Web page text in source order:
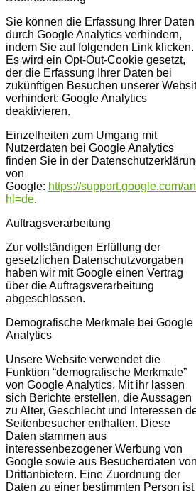
Sie können die Erfassung Ihrer Daten
durch Google Analytics verhindern,
indem Sie auf folgenden Link klicken.
Es wird ein Opt-Out-Cookie gesetzt,
der die Erfassung Ihrer Daten bei
zukünftigen Besuchen unserer
verhindert: Google Analytics
deaktivieren.
Einzelheiten zum Umgang mit
Nutzerdaten bei Google Analytics
finden Sie in der
von
Google: https://support.google.com/
hl=de.
Auftragsverarbeitung
Zur vollständigen Erfüllung der
gesetzlichen Datenschutzvorgaben
haben wir mit Google einen Vertrag
über die Auftragsverarbeitung
abgeschlossen.
Demografische Merkmale bei Google
Analytics
Unsere Website verwendet die
Funktion “demografische Merkmale”
von Google Analytics. Mit ihr lassen
sich Berichte erstellen, die Aussagen
zu Alter, Geschlecht und Interessen
Seitenbesucher enthalten. Diese
Daten stammen aus
interessenbezogener Werbung von
Google sowie aus Besucherdaten von
Drittanbietern. Eine Zuordnung der
Daten zu einer bestimmten Person ist